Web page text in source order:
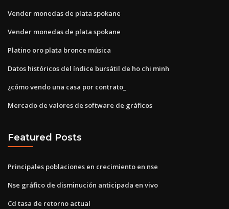
Vender monedas de plata spokane
Vender monedas de plata spokane
Platino oro plata bronce música
Datos históricos del índice bursátil de ho chi minh
¿cómo vendo una casa por contrato_
Mercado de valores de software de gráficos
Featured Posts
Principales poblaciones en crecimiento en nse
Nse gráfico de disminución anticipada en vivo
Cd tasa de retorno actual